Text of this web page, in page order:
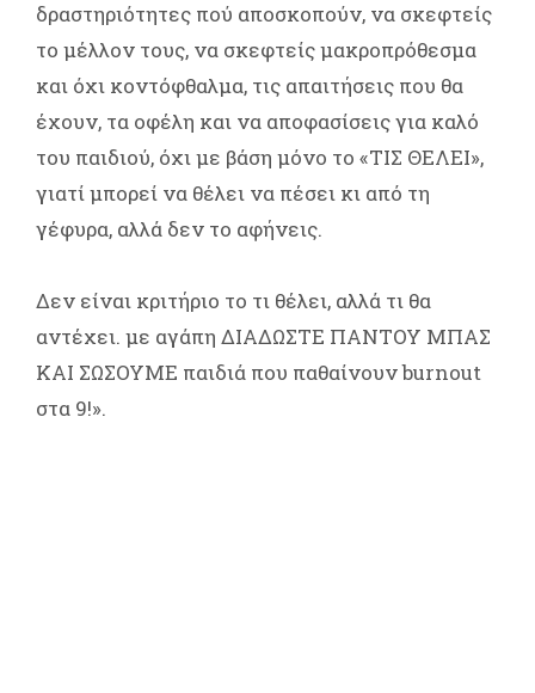
δραστηριότητες πού αποσκοπούν, να σκεφτείς
το μέλλον τους, να σκεφτείς μακροπρόθεσμα
και όχι κοντόφθαλμα, τις απαιτήσεις που θα
έχουν, τα οφέλη και να αποφασίσεις για καλό
του παιδιού, όχι με βάση μόνο το «ΤΙΣ ΘΕΛΕΙ»,
γιατί μπορεί να θέλει να πέσει κι από τη
γέφυρα, αλλά δεν το αφήνεις.
Δεν είναι κριτήριο το τι θέλει, αλλά τι θα
αντέχει. με αγάπη ΔΙΑΔΩΣΤΕ ΠΑΝΤΟΥ ΜΠΑΣ
ΚΑΙ ΣΩΣΟΥΜΕ παιδιά που παθαίνουν burnout
στα 9!».